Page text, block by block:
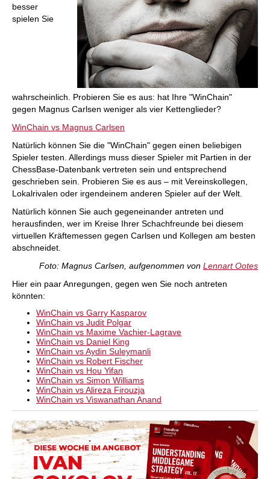
besser
spielen Sie
wahrscheinlich. Probieren Sie es aus: hat Ihre "WinChain"
gegen Magnus Carlsen weniger als vier Kettenglieder?
WinChain vs Magnus Carlsen
Natürlich können Sie die "WinChain" gegen einen beliebigen
Spieler testen. Allerdings muss dieser Spieler mit Partien in der
ChessBase-Datenbank vertreten sein und entsprechend
geschrieben sein. Probieren Sie es aus – mit Vereinskollegen,
Lokalrivalen oder irgendeinem anderen Spieler auf der Welt.
Natürlich können Sie auch gegeneinander antreten und
herausfinden, wer im Kreise Ihrer Schachfreunde bei diesem
virtuellen Kräftemessen gegen Carlsen und Kollegen am besten
abschneidet.
Foto: Magnus Carlsen, aufgenommen von Lennart Ootes
Hier ein paar Anregungen, gegen wen Sie noch antreten
könnten:
WinChain vs Garry Kasparov
WinChain vs Judit Polgar
WinChain vs Maxime Vachier-Lagrave
WinChain vs Daniel King
WinChain vs Aydin Suleymanli
WinChain vs Robert Fischer
WinChain vs Hou Yifan
WinChain vs Simon Williams
WinChain vs Alireza Firouzja
WinChain vs Viswanathan Anand